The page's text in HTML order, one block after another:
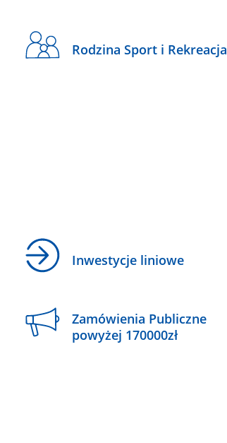
Rodzina Sport i Rekreacja
Inwestycje liniowe
Zamówienia Publiczne
powyżej 170000zł